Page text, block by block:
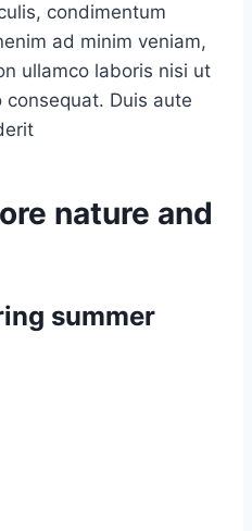
condimentum
ad minim veniam,
ullamco laboris nisi ut
Duis aute
nature and
summer